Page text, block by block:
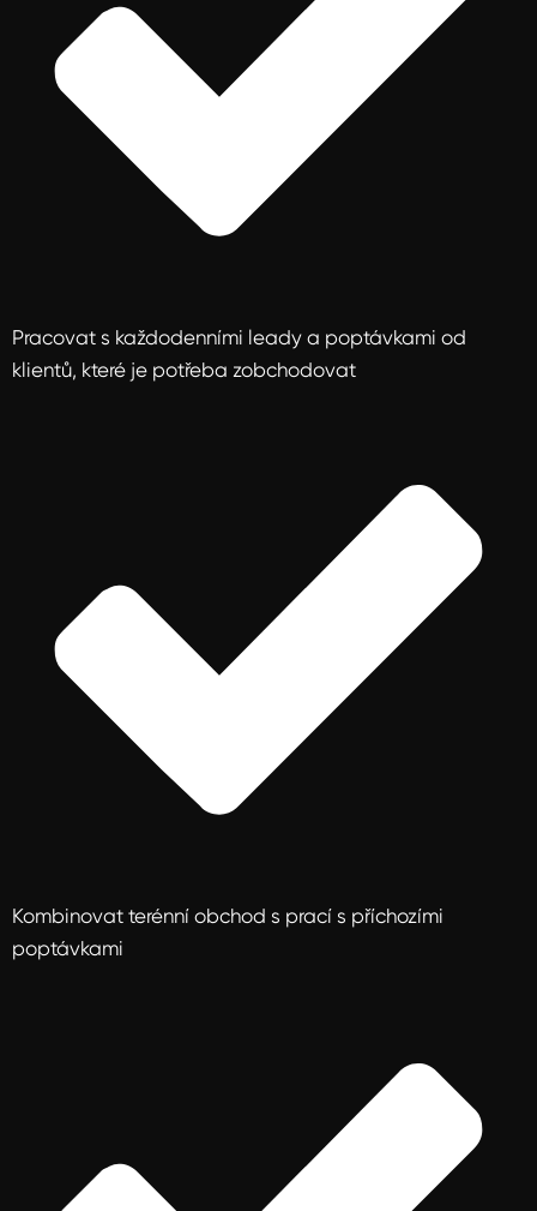
Pracovat s každodenními leady a poptávkami od
klientů, které je potřeba zobchodovat
Kombinovat terénní obchod s prací s příchozími
poptávkami